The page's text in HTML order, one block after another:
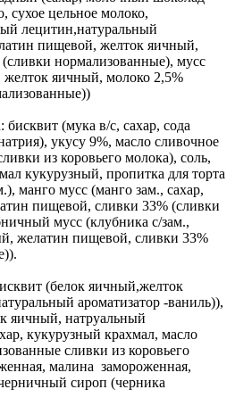
сухое цельное молоко,
лецитин,натуральный
пищевой, желток яичный,
нормализованные), мусс
яичный, молоко 2,5%
(мука в/с, сахар, сода
укусу 9%, масло сливочное
из коровьего молока), соль,
кукурузный, пропитка для торта
манго мусс (манго зам., сахар,
пищевой, сливки 33% (сливки
мусс (клубника с/зам.,
желатин пищевой, сливки 33%
(белок яичный,желток
ароматизатор -ваниль)),
яичный, натруальный
кукурузный крахмал, масло
сливки из коровьего
малина замороженная,
сироп (черника